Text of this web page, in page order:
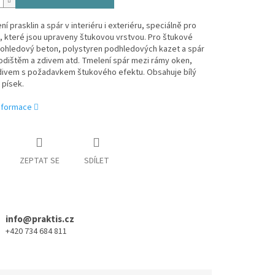
prasklin a spár v interiéru i exteriéru, speciálně pro
které jsou upraveny štukovou vrstvou. Pro štukové
beton, polystyren podhledových kazet a spár
a zdivem atd. Tmelení spár mezi rámy oken,
s požadavkem štukového efektu. Obsahuje bílý
ZEPTAT SE SDÍLET
info@praktis.cz
+420 734 684 811